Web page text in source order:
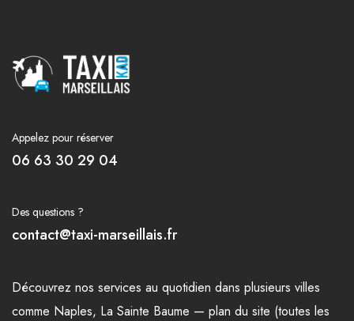
Appelez pour réserver
06 63 30 29 04
Des questions ?
contact@taxi-marseillais.fr
Découvrez nos services au quotidien dans plusieurs villes
comme Naples, La Sainte Baume — plan du site (toutes les